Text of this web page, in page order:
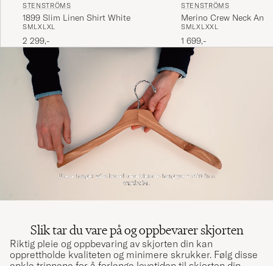
STENSTRÖMS
1899 Slim Linen Shirt White
SMLXL XL
2 299,-
STENSTRÖMS
Merino Crew Neck
SMLXL XXL
1 699,-
Slik tar du vare på og oppbevarer skjorten
Riktig pleie og oppbevaring av skjorten din kan
opprettholde kvaliteten og minimere skrukker. Følg disse